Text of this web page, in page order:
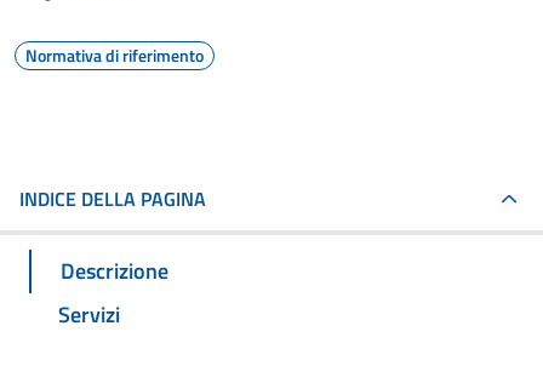
Normativa di riferimento
INDICE DELLA PAGINA
Descrizione
Servizi